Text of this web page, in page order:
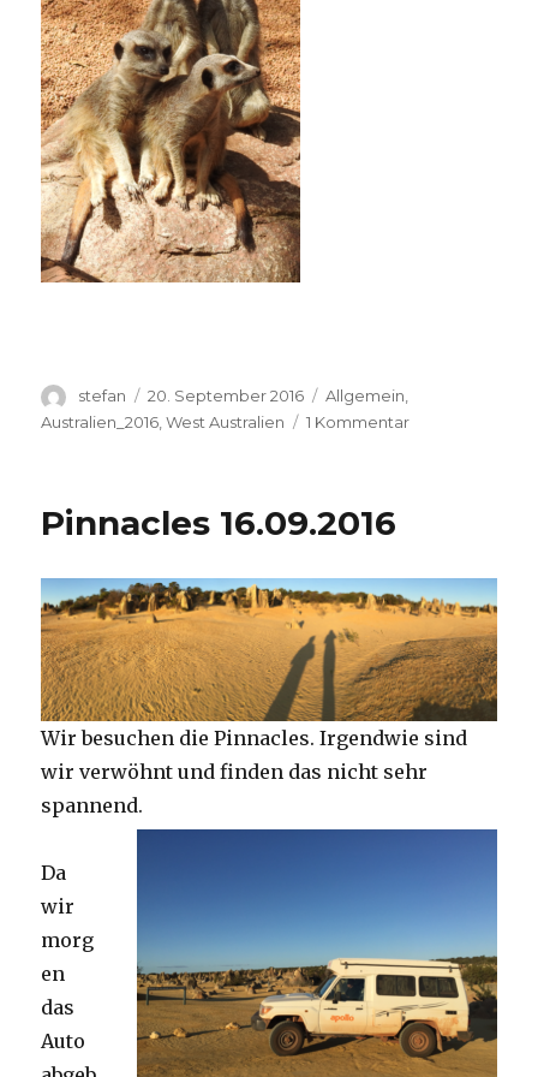
Autor
stefan
Veröffentlicht
am
20. September 2016 Kategorien
Allgemein,
Australien_2016 ,West Australien 1 Kommentarzu
Pinnacles 16.09.2016
Wir besuchen die Pinnacles. Irgendwie sind
wir verwöhnt und finden das nicht sehr
spannend.
Da
wir
morg
en
das
Auto